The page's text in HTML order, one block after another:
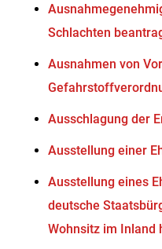
Schlachten
Ausnahmen von
Ausschlagung der
Ausstellung einer
Ausstellung eines
deutsche
Wohnsitz im Inland